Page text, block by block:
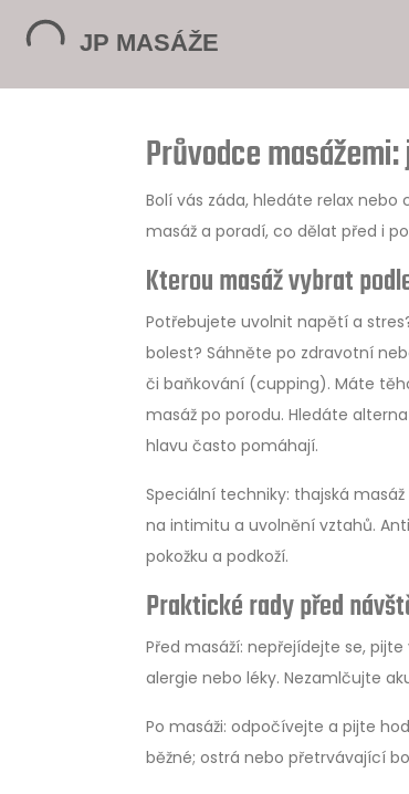
Průvodce
Bolí vás záda, hledáte relax
masáž a poradí, co dělat před i
Kterou masáž vybrat
Potřebujete uvolnit napětí a
bolest? Sáhněte po zdravotní
či baňkování (cupping). Máte
masáž po porodu. Hledáte
hlavu často pomáhají.
Speciální techniky: thajská
na intimitu a uvolnění vztahů.
pokožku a podkoží.
Praktické rady před
Před masáží: nepřejídejte se,
alergie nebo léky. Nezamlčujte
Po masáži: odpočívejte a pijte
běžné; ostrá nebo přetrvávající